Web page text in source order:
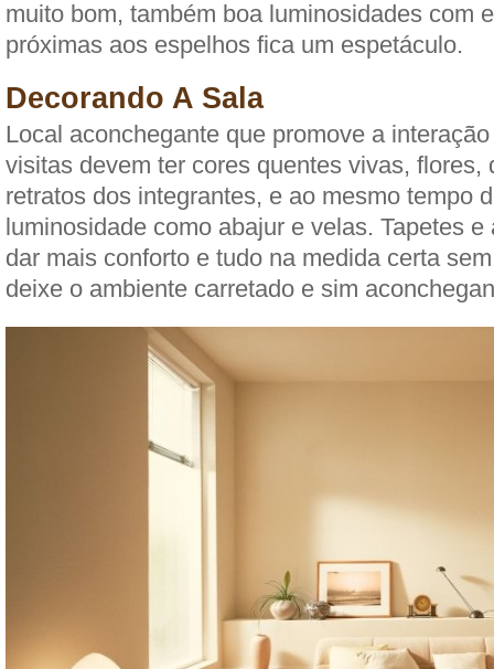
muito bom, também boa luminosidades com
próximas aos espelhos fica um espetáculo.
Decorando A Sala
Local aconchegante que promove a
visitas devem ter cores quentes vivas, flores,
retratos dos integrantes, e ao mesmo tempo
luminosidade como abajur e velas. Tapetes e
dar mais conforto e tudo na medida certa
deixe o ambiente carretado e sim